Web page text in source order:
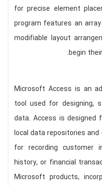
for precise element
program features an
modifiable layout
begin
Microsoft Access is an
tool used for designing,
data. Access is designed
local data repositories
for recording customer
history, or financial
Microsoft products,